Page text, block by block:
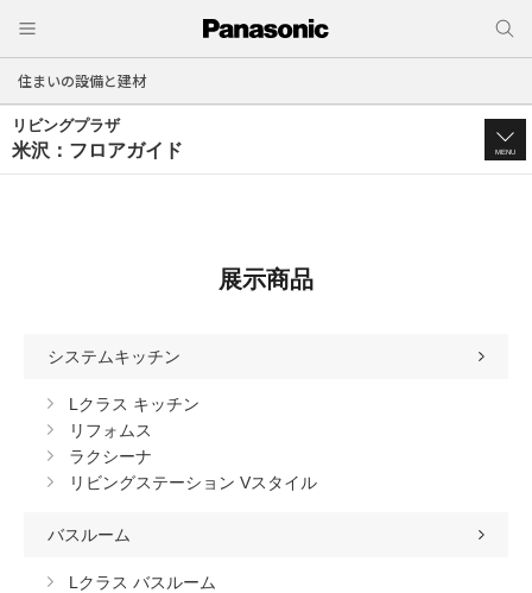
住まいの設備と建材
リビングプラザ
米沢：フロアガイド MENU
展示商品
システムキッチン
Lクラス キッチン
リフォムス
ラクシーナ
リビングステーション Vスタイル
バスルーム
Lクラス バスルーム